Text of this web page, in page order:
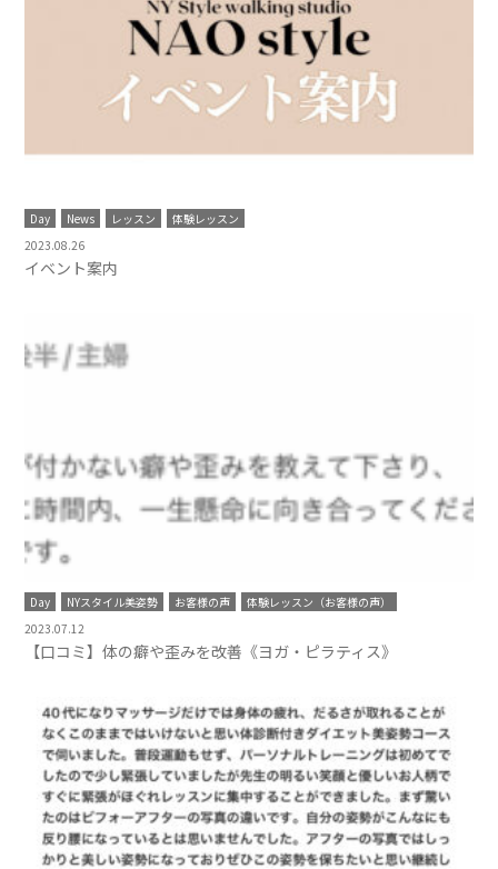
Day News レッスン
体験レッスン
2023.08.26
イベント案内
Day NYスタイル美姿勢 お客様の声
体験レッスン（お客様の声）
2023.07.12
【口コミ】体の癖や歪みを改善《ヨガ・ピラティス》